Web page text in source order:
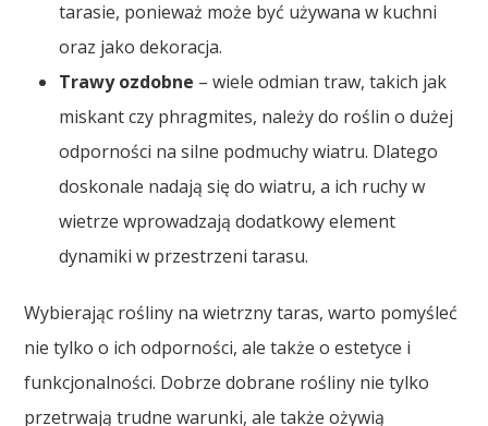
tarasie, ponieważ może być używana w kuchni
oraz jako dekoracja.
Trawy ozdobne – wiele odmian traw, takich jak
miskant czy phragmites, należy do roślin o dużej
odporności na silne podmuchy wiatru. Dlatego
doskonale nadają się do wiatru, a ich ruchy w
wietrze wprowadzają dodatkowy element
dynamiki w przestrzeni tarasu.
Wybierając rośliny na wietrzny taras, warto pomyśleć
nie tylko o ich odporności, ale także o estetyce i
funkcjonalności. Dobrze dobrane rośliny nie tylko
przetrwają trudne warunki, ale także ożywią